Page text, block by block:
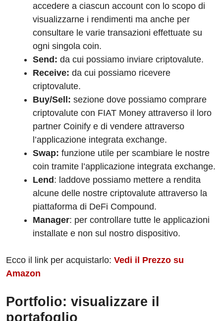
accedere a ciascun account con lo scopo di
visualizzarne i rendimenti ma anche per
consultare le varie transazioni effettuate su
ogni singola coin.
Send: da cui possiamo inviare criptovalute.
Receive: da cui possiamo ricevere
criptovalute.
Buy/Sell: sezione dove possiamo comprare
criptovalute con FIAT Money attraverso il loro
partner Coinify e di vendere attraverso
l’applicazione integrata exchange.
Swap: funzione utile per scambiare le nostre
coin tramite l’applicazione integrata exchange.
Lend: laddove possiamo mettere a rendita
alcune delle nostre criptovalute attraverso la
piattaforma di DeFi Compound.
Manager: per controllare tutte le applicazioni
installate e non sul nostro dispositivo.
Ecco il link per acquistarlo: Vedi il Prezzo su
Amazon
Portfolio: visualizzare il
portafoglio